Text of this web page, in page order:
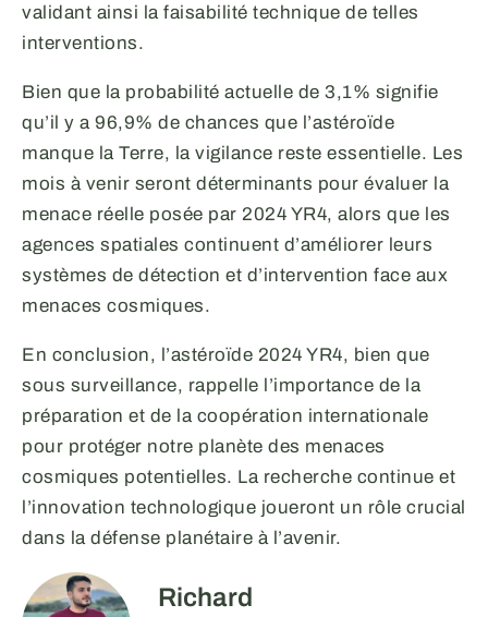
validant ainsi la faisabilité technique de telles
interventions.
Bien que la probabilité actuelle de 3,1% signifie
qu’il y a 96,9% de chances que l’astéroïde
manque la Terre, la vigilance reste essentielle. Les
mois à venir seront déterminants pour évaluer la
menace réelle posée par 2024 YR4, alors que les
agences spatiales continuent d’améliorer leurs
systèmes de détection et d’intervention face aux
menaces cosmiques.
En conclusion, l’astéroïde 2024 YR4, bien que
sous surveillance, rappelle l’importance de la
préparation et de la coopération internationale
pour protéger notre planète des menaces
cosmiques potentielles. La recherche continue et
l’innovation technologique joueront un rôle crucial
dans la défense planétaire à l’avenir.
Richard